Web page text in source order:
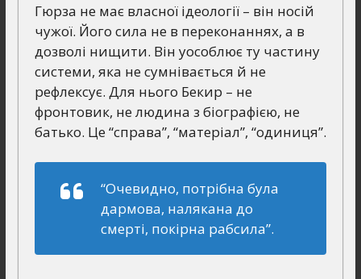
Гюрза не має власної ідеології – він носій
чужої. Його сила не в переконаннях, а в
дозволі нищити. Він уособлює ту частину
системи, яка не сумнівається й не
рефлексує. Для нього Бекир – не
фронтовик, не людина з біографією, не
батько. Це “справа”, “матеріал”, “одиниця”.
“Очевидно, потрібна була
дармова, налякана до
смерті, покірна рабсила”.